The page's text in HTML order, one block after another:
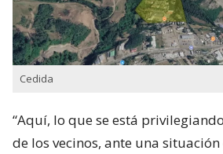
Cedida
“Aquí, lo que se está
de los vecinos, ante una